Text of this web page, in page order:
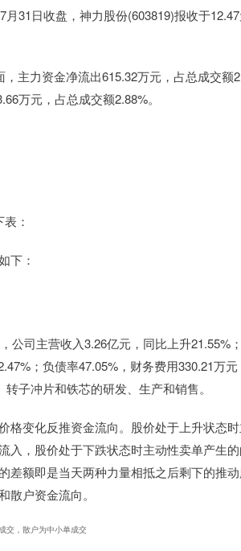
31日收盘，神力股份(603819)报收于
主力资金净流出615.32万元，占总成交
万元，占总成交额2.88%。
：
下：
公司主营收入3.26亿元，同比上升21.55%
；负债率47.05%，财务费用330.21万
子冲片和铁芯的研发、生产和销售。
格变化反推资金流向。股价处于上升状态
入，股价处于下跌状态时主动性卖单产生
差额即是当天两种力量相抵之后剩下的推
散户资金流向。
交，散户为中小单成交